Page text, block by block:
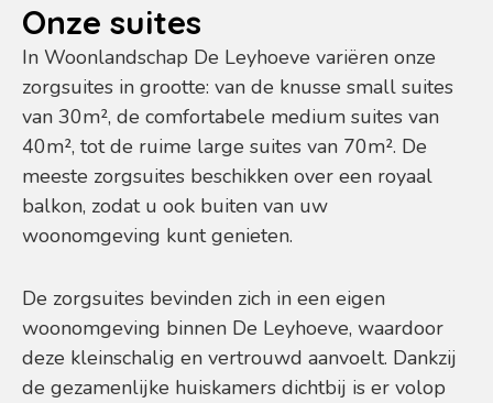
Onze suites
In Woonlandschap De Leyhoeve variëren onze
zorgsuites in grootte: van de knusse small suites
van 30m², de comfortabele medium suites van
40m², tot de ruime large suites van 70m². De
meeste zorgsuites beschikken over een royaal
balkon, zodat u ook buiten van uw
woonomgeving kunt genieten.
De zorgsuites bevinden zich in een eigen
woonomgeving binnen De Leyhoeve, waardoor
deze kleinschalig en vertrouwd aanvoelt. Dankzij
de gezamenlijke huiskamers dichtbij is er volop